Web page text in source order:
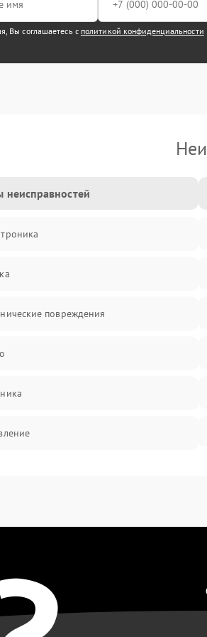
Вы соглашаетесь с политикой конфиденциальности
неисправностей
повреждения
Оптика